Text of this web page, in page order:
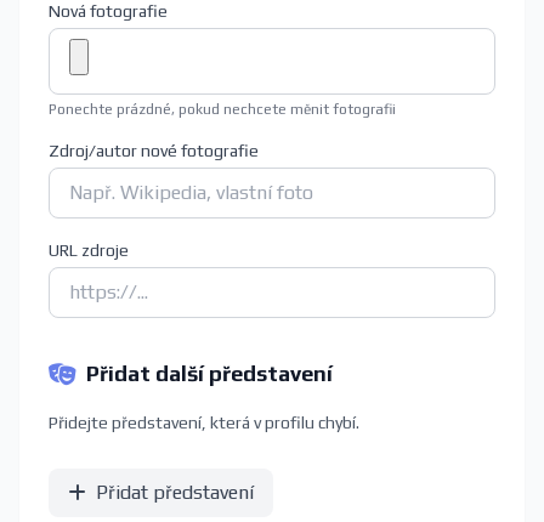
Nová fotografie
Ponechte prázdné, pokud nechcete měnit fotografii
Zdroj/autor nové fotografie
URL zdroje
Přidat další představení
Přidejte představení, která v profilu chybí.
Přidat představení